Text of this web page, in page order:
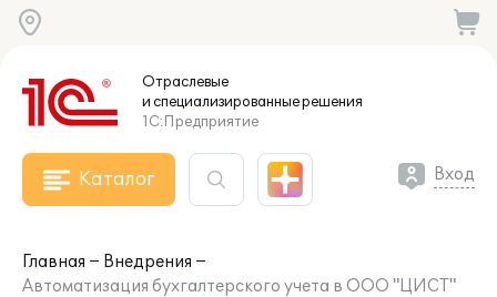
Отраслевые
и специализированныерешения
1С:Предприятие
Каталог Вход
Главная
Внедрения
Автоматизация бухгалтерского учета в ООО "ЦИСТ"